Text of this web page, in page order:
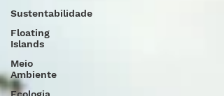
Sustentabilidade
Floating
Islands
Meio
Ambiente